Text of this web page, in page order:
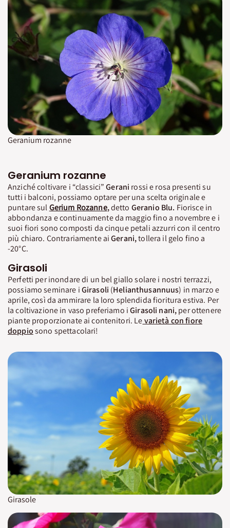
Geranium rozanne
Geranium rozanne
Anziché coltivare i “classici”Gerani rossi e rosa presenti su
tutti i balconi, possiamo optare per una scelta originale e
puntare sulGerium Rozanne,detto Geranio Blu. Fiorisce in
abbondanza e continuamente da maggio fino a novembre e i
suoi fiori sono composti da cinque petali azzurri con il centro
più chiaro. Contrariamente aiGerani,tollera il gelo fino a
-20°C.
Girasoli
Perfetti per inondare di un bel giallo solare i nostri terrazzi,
possiamo seminare iGirasoli (Helianthusannuus) in marzo e
aprile, così da ammirare la loro splendida fioritura estiva. Per
la coltivazione in vaso preferiamo iGirasoli nani,per ottenere
piante proporzionate ai contenitori. Levarietà con fiore
doppiosono spettacolari!
Girasole